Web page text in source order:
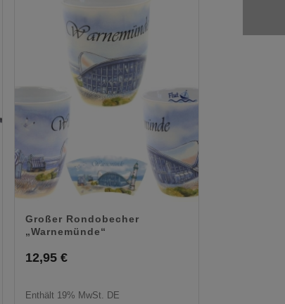
Großer Rondobecher
„Warnemünde“
12,95 €
Enthält 19% MwSt. DE